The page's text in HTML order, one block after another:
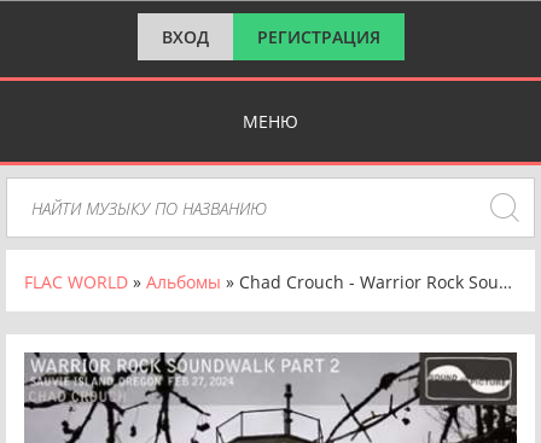
ВХОД РЕГИСТРАЦИЯ
МЕНЮ
FLAC WORLD » Альбомы » Chad Crouch - Warrior Rock Soundwalk Part 2 [24-bit Hi-Res] (2024) FLAC